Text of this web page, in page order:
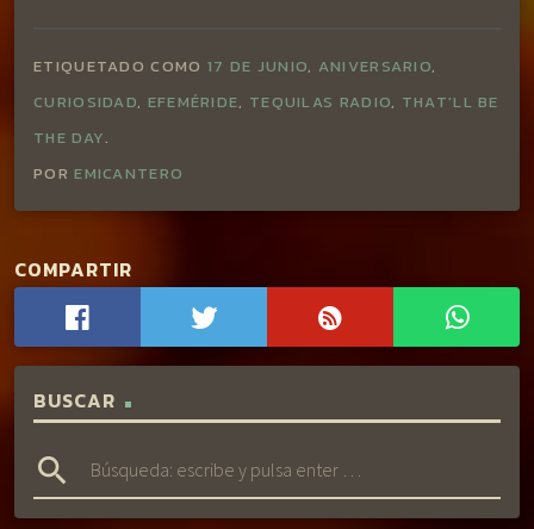
ETIQUETADO COMO 17 DE JUNIO, ANIVERSARIO,
CURIOSIDAD, EFEMÉRIDE, TEQUILAS RADIO, THAT'LL BE
THE DAY.
POREMICANTERO
COMPARTIR
BUSCAR
search